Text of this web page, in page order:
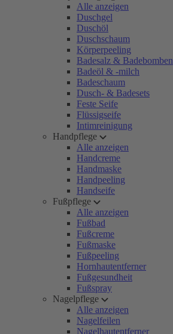
Alle anzeigen
Duschgel
Duschöl
Duschschaum
Körperpeeling
Badesalz & Badebomben
Badeöl & -milch
Badeschaum
Dusch- & Badesets
Feste Seife
Flüssigseife
Intimreinigung
Handpflege
Alle anzeigen
Handcreme
Handmaske
Handpeeling
Handseife
Fußpflege
Alle anzeigen
Fußbad
Fußcreme
Fußmaske
Fußpeeling
Hornhautentferner
Fußgesundheit
Fußspray
Nagelpflege
Alle anzeigen
Nagelfeilen
Nagelhautentferner